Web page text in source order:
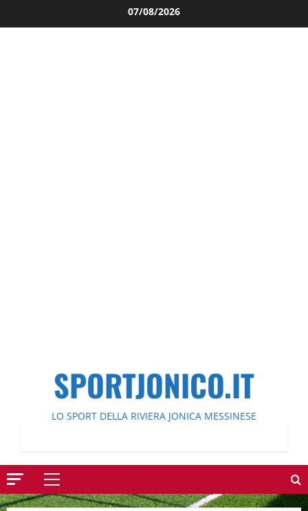
al
07/08/2026
SPORTJONICO.IT
LO SPORT DELLA RIVIERA JONICA MESSINESE
Menu
principale